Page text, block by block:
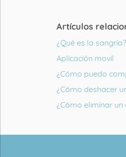
Artículos
¿Qué es la sangría?
Aplicación movil
¿Cómo puedo
¿Cómo deshacer
¿Cómo eliminar un